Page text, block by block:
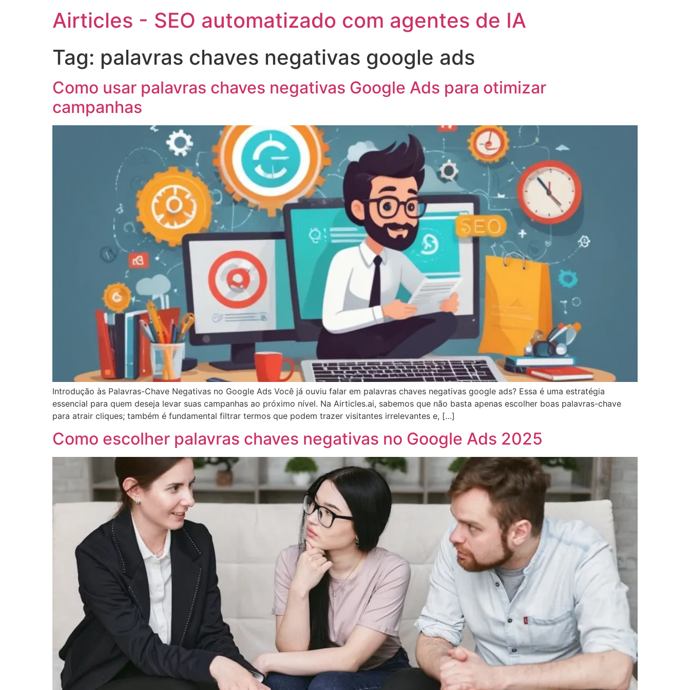
Airticles - SEO automatizado com agentes de IA
Tag: palavras chaves negativas google ads
Como usar palavras chaves negativas Google Ads para otimizar
campanhas
Introdução às Palavras-Chave Negativas no Google Ads Você já ouviu falar em palavras chaves negativas google ads? Essa é uma estratégia
essencial para quem deseja levar suas campanhas ao próximo nível. Na Airticles.ai, sabemos que não basta apenas escolher boas palavras-chave
para atrair cliques; também é fundamental filtrar termos que podem trazer visitantes irrelevantes e, […]
Como escolher palavras chaves negativas no Google Ads 2025